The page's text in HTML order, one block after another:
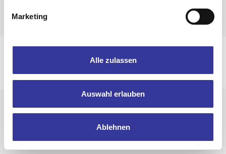
Marketing
Alle zulassen
Auswahl erlauben
Ablehnen
Impressum Datenschutzerklärung